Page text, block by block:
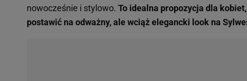
nowocześnie i stylowo. To idealna propozycja dla
postawić na odważny, ale wciąż elegancki look na